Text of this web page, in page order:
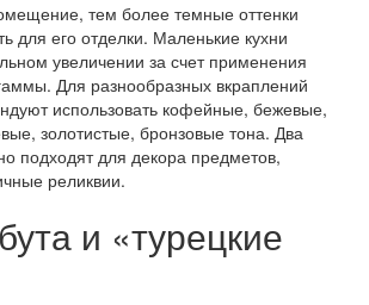
тем более темные оттенки
для его отделки. Маленькие кухни
увеличении за счет применения
Для разнообразных вкраплений
использовать кофейные, бежевые,
золотистые, бронзовые тона. Два
подходят для декора предметов,
реликвии.
и «турецкие